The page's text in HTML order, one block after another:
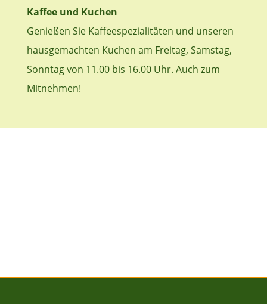
Kaffee und Kuchen
Genießen Sie Kaffeespezialitäten und unseren
hausgemachten Kuchen am Freitag, Samstag,
Sonntag von 11.00 bis 16.00 Uhr. Auch zum
Mitnehmen!